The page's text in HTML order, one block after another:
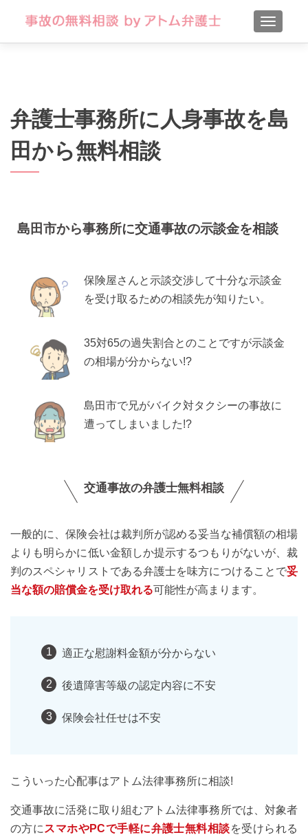
弁護士事務所に人身事故を島
田から無料相談
島田市から事務所に交通事故の示談金を相談
保険屋さんと示談交渉して十分な示談金
を受け取るための相談先が知りたい。
35対65の過失割合とのことですが示談金
の相場が分からない!?
島田市で兄がバイク対タクシーの事故に
遭ってしまいました!?
交通事故の弁護士無料相談
一般的に、保険会社は裁判所が認める妥当な補償額の相場
よりも明らかに低い金額しか提示するつもりがないが、裁
判のスペシャリストである弁護士を味方につけることで妥
当な額の賠償金を受け取れる可能性が高まります。
適正な慰謝料金額が分からない
後遺障害等級の認定内容に不安
保険会社任せは不安
こういった心配事はアトム法律事務所に相談!
交通事故に活発に取り組むアトム法律事務所では、対象者
の方に スマホやPCで手軽に弁護士無料相談を受けられる